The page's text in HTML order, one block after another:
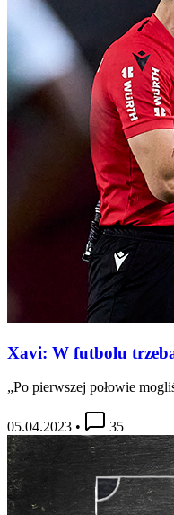
Xavi: W futbolu
„Po pierwszej połowie
05.04.2023 • 35